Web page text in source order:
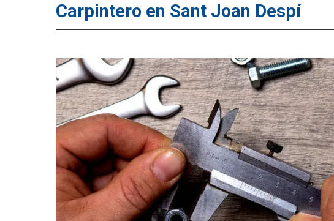
Carpintero en Sant Joan Despí